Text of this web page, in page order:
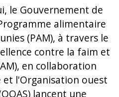
le Gouvernement de
alimentaire
(PAM), à travers le
contre la faim et
en collaboration
et l'Organisation ouest
lancent une